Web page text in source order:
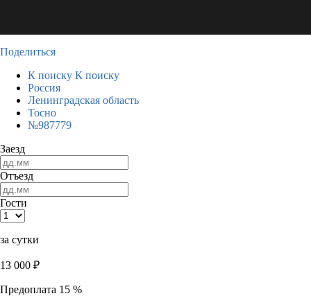
Поделиться
К поиску К поиску
Россия
Ленинградская область
Тосно
№987779
Заезд
Отъезд
Гости
за сутки
13 000 ₽
Предоплата 15 %